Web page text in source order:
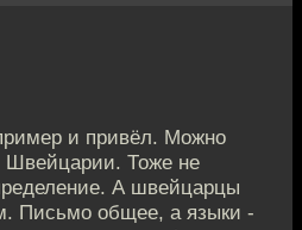
и привёл. Можно
Швейцарии. Тоже не
А швейцарцы
Письмо общее, а языки -